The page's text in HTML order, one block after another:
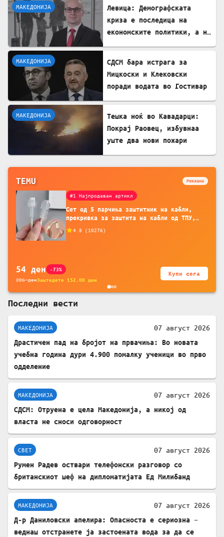
МАКЕДОНИЈА
Левица: Демографската
криза е последица на
економските политики, а не
МАКЕДОНИЈА
СДСМ бара истрага за
Мицкоски и Клековски
поради водата во Гостивар
МАКЕДОНИЈА
Тешка ноќ во Кавадарци:
Покрај Раовец, избувнаа
уште два нови пожари
TEMU Реклама
#1 Најпродаван артикл
Сет од 5 парчиња заштитник на кабли,
прекривка за заштита на кабли од ТПУ,
додатоци за заштита на кабли, без
батерија, за мобилни телефони, комплет
4.8 ( 10276)
54 ден -73%
206денЗаштедете 152.00 ден
Купи сега
Последни вести
МАКЕДОНИЈА 07 август 2026
Драстичен пад на бројот на првачиња: Во новата
учебна година дури 4.900 помалку ученици во прво
одделение
МАКЕДОНИЈА 07 август 2026
СДСМ: Отруена е цела Македонија, а никој од
власта не сноси одговорност
СВЕТ 07 август 2026
Румен Радев оствари телефонски разговор со
британскиот шеф на дипломатијата Ед Милибанд
МАКЕДОНИЈА 07 август 2026
Д-р Даниловски апелира: Опасноста е сериозна –
веднаш отстранете ја застоената вода за да се